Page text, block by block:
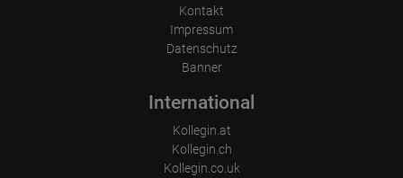
Kontakt
Impressum
Datenschutz
Banner
International
Kollegin.at
Kollegin.ch
Kollegin.co.uk